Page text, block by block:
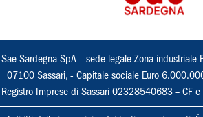
Sae Sardegna SpA – sede legale Zona
07100 Sassari, - Capitale sociale Euro
Registro Imprese di Sassari 02328540683 – CF